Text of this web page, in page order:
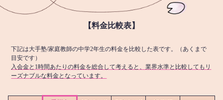
【料金比較表】
下記は大手塾/家庭教師の中学2年生の料金を比較した表です。（あくまで
目安です）
入会金と1時間あたりの料金を総合して考えると、業界水準と比較してもリ
ーズナブルな料金となっています。